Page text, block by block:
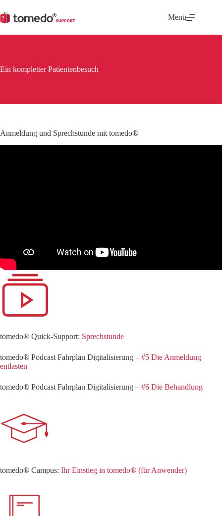
Inhalt
springen
Menü
Ein kompletter Patientenbesuch
Anmeldung und Sprechstunde mit tomedo®
tomedo® Quick-Support: Sprechstunde
tomedo® Podcast Fahrplan Digitalisierung – #5 Die Anmeldung
entlasten
tomedo® Podcast Fahrplan Digitalisierung – #6 Die Behandlung
tomedo® Campus: Ihr Einstieg in tomedo® (für Anwender)